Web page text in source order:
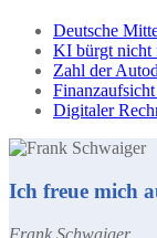
Deutsche
KI bürgt nicht
Zahl der
Digitaler
Ich freue mich
Frank Schwaiger